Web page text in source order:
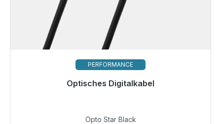
PERFORMANCE
Optisches Digitalkabel
Sofort versandfertig, Lieferzeit 48h*
Opto Star Black